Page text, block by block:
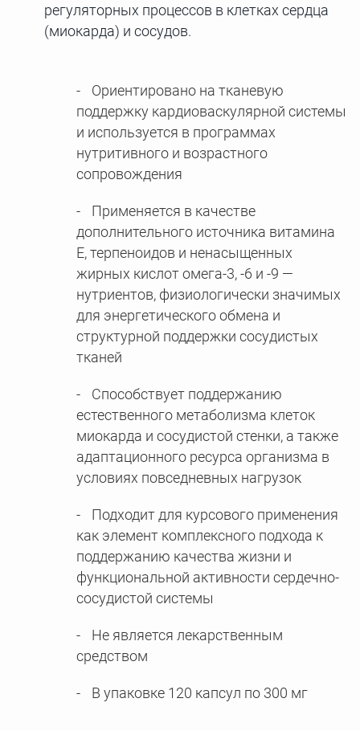
регуляторных процессов в клетках сердца
(миокарда) и сосудов.
Ориентировано на тканевую
поддержку кардиоваскулярной системы
и используется в программах
нутритивного и возрастного
сопровождения
Применяется в качестве
дополнительного источника витамина
Е, терпеноидов и ненасыщенных
жирных кислот омега-3, -6 и -9 —
нутриентов, физиологически значимых
для энергетического обмена и
структурной поддержки сосудистых
тканей
Способствует поддержанию
естественного метаболизма клеток
миокарда и сосудистой стенки, а также
адаптационного ресурса организма в
условиях повседневных нагрузок
Подходит для курсового применения
как элемент комплексного подхода к
поддержанию качества жизни и
функциональной активности сердечно-
сосудистой системы
Не является лекарственным
средством
В упаковке 120 капсул по 300 мг